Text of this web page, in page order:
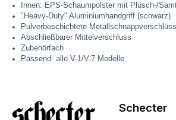
Innen: EPS-Schaumpolster mit Plüsch-/
"Heavy-Duty" Aluminiumhandgriff (schwarz)
Pulverbeschichtete
Abschließbarer Mittelverschluss
Zubehörfach
Passend: alle V-1/V-7 Modelle
Schecter